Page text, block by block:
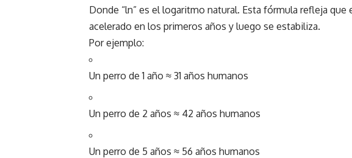
Donde “ln” es el logaritmo natural. Esta fórmula refleja
acelerado en los primeros años y luego se estabiliza.
Por ejemplo:
Un perro de 1 año ≈ 31 años humanos
Un perro de 2 años ≈ 42 años humanos
Un perro de 5 años ≈ 56 años humanos